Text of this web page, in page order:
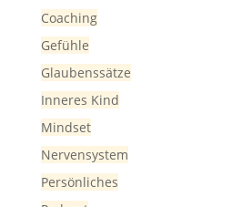
Coaching
Gefühle
Glaubenssätze
Inneres Kind
Mindset
Nervensystem
Persönliches